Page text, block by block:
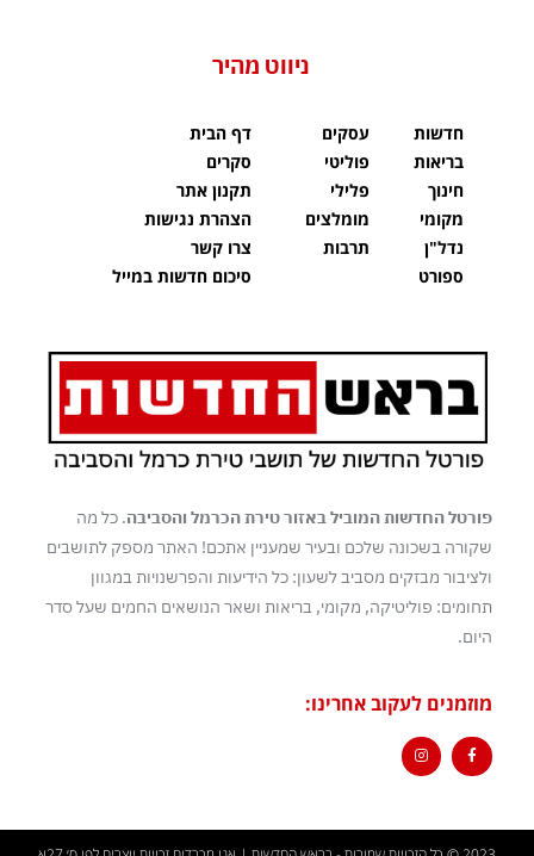
ניווט מהיר
חדשות
בריאות
חינוך
מקומי
נדל"ן
ספורט
עסקים
פוליטי
פלילי
מומלצים
תרבות
דף הבית
סקרים
תקנון אתר
הצהרת נגישות
צרו קשר
סיכום חדשות במייל
פורטל החדשות המוביל באזור טירת הכרמל והסביבה. כל מה
שקורה בשכונה שלכם ובעיר שמעניין אתכם! האתר מספק לתושבים
ולציבור מבזקים מסביב לשעון: כל הידיעות והפרשנויות במגוון
תחומים: פוליטיקה, מקומי, בריאות ושאר הנושאים החמים שעל סדר
היום.
מוזמנים לעקוב אחרינו: